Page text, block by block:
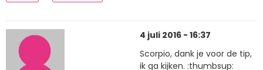
4 juli 2016 - 16:37
Scorpio, dank je voor de tip,
ik ga kijken. :thumbsup: